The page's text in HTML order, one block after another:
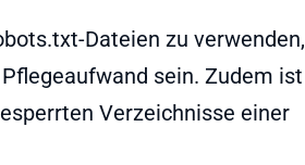
Dateien zu verwenden,
sein. Zudem ist
Verzeichnisse einer